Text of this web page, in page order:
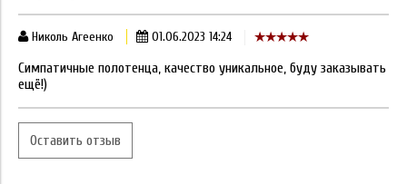
Николь Агеенко 01.06.2023 14:24
Симпатичные полотенца, качество уникальное, буду заказывать
ещё!)
Оставить отзыв